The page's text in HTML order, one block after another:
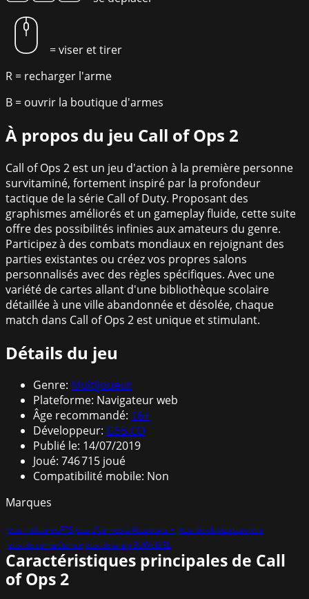
= viser et tirer
R = recharger l'arme
B = ouvrir la boutique d'armes
À propos du jeu Call of Ops 2
Call of Ops 2 est un jeu d'action à la première personne
survitaminé, fortement inspiré par la profondeur
tactique de la série Call of Duty. Proposant des
graphismes améliorés et un gameplay fluide, cette suite
offre des possibilités infinies aux amateurs du genre.
Participez à des combats mondiaux en rejoignant des
parties existantes ou créez vos propres salons
personnalisés avec des règles spécifiques. Avec une
variété de cartes allant d'une bibliothèque scolaire
détaillée à une ville abandonnée et désolée, chaque
match dans Call of Ops 2 est unique et stimulant.
Détails du jeu
Genre: Multijoueur
Plateforme: Navigateur web
Âge recommandé: 16+
Développeur: G55.CO
Publié le: 14/07/2019
Joué: 746 715 joué
Compatibilité mobile: Non
Marques
jeux militairesFPSjeux d'armes à feusouris + jeux de claviersurvietir
jeux de compétencejeux de unity 3dWebGL
Caractéristiques principales de Call
of Ops 2